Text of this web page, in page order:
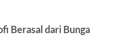
Berasal dari Bunga